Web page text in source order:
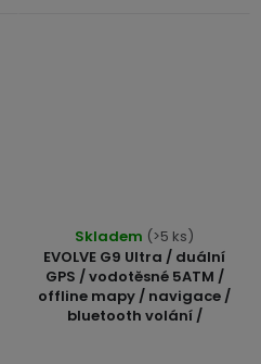
EVOLVE G9 Ultra / duální
GPS / vodotěsné 5ATM /
offline mapy / navigace /
bluetooth volání /
Skladem (>5 ks)